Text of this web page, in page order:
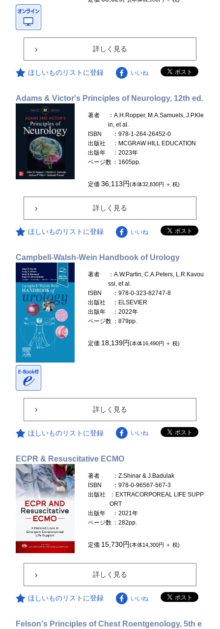
詳しく見る
ほしいものリストに登録 いいね
Adams & Victor's Principles of Neurology, 12th ed.
著者
：A.H.Ropper, M.A.Samuels, J.P.Kle
in, et al.
ISBN
：978-1-264-26452-0
出版社
：MCGRAW HILL EDUCATION
出版年
：2023年
ページ数 ：1605pp.
定価36,113円(本体32,830円 ＋ 税)
詳しく見る
ほしいものリストに登録 いいね
Campbell-Walsh-Wein Handbook of Urology
著者
：A.W.Partin, C.A.Peters, L.R.Kavou
ssi, et al.
ISBN
：978-0-323-82747-8
出版社
：ELSEVIER
出版年
：2022年
ページ数 ：879pp.
定価 18,139円(本体16,490円 ＋ 税)
詳しく見る
ほしいものリストに登録 いいね
ECPR & Resuscitative ECMO
著者
：Z.Shinar & J.Badulak
ISBN
：978-0-96567-567-3
出版社
：EXTRACORPOREAL LIFE SUPP
ORT
出版年
：2021年
ページ数 ：282pp.
定価 15,730円(本体14,300円 ＋ 税)
詳しく見る
ほしいものリストに登録 いいね
Felson's Principles of Chest Roentgenology, 5th e